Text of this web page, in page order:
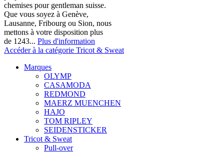
chemises pour gentleman suisse.
Que vous soyez à Genève,
Lausanne, Fribourg ou Sion, nous
mettons à votre disposition plus
de 1243... Plus d'information
Accéder à la catégorie Tricot & Sweat
Marques
OLYMP
CASAMODA
REDMOND
MAERZ MUENCHEN
HAJO
TOM RIPLEY
SEIDENSTICKER
Tricot & Sweat
Pull-over